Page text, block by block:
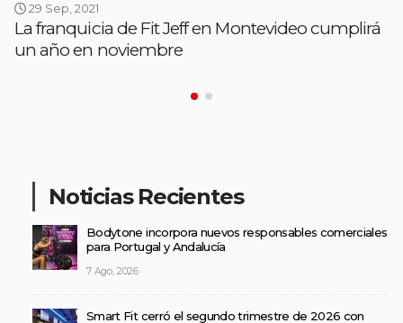
29 Sep, 2021
La franquicia de Fit Jeff en Montevideo cumplirá
un año en noviembre
Noticias Recientes
Bodytone incorpora nuevos responsables comerciales
para Portugal y Andalucía
7 Ago, 2026
Smart Fit cerró el segundo trimestre de 2026 con